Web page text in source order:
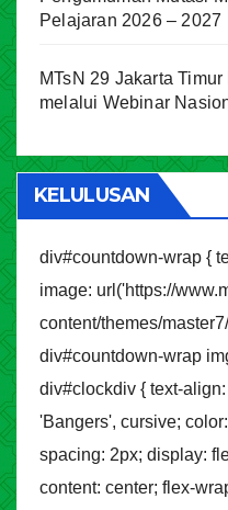
Pelajaran 2026 – 2027
MTsN 29 Jakarta
melalui Webinar
KELULUSAN
div#countdown-wrap {
image: url('https://
content/themes/
div#countdown-wrap
div#clockdiv { text-
'Bangers', cursive;
spacing: 2px; display:
content: center; flex-